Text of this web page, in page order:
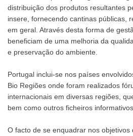
distribuição dos produtos resultantes
insere, fornecendo cantinas públicas,
em geral. Através desta forma de
beneficiam de uma melhoria da
e preservação do ambiente.
Portugal inclui-se nos países
Bio Regiões onde foram realizados
internacionais em diversas regiões,
bem como outros ficheiros
O facto de se enquadrar nos objetivos